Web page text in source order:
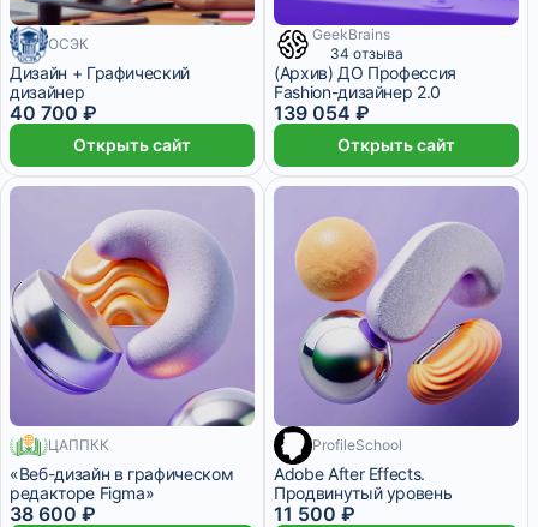
ОСЭК
Дизайн + Графический
дизайнер
40 700 ₽
Открыть сайт
4 486 ₽/мес
GeekBrains
34 отзыва
(Архив) ДО Профессия
Fashion-дизайнер 2.0
139 054 ₽
Открыть сайт
200 месяцев
ЦАППКК
«Веб-дизайн в графическом
редакторе Figma»
38 600 ₽
ProfileSchool
Adobe After Effects.
Продвинутый уровень
11 500 ₽